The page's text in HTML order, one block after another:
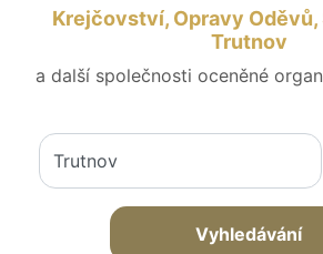
Krejčovství, Opravy Oděvů,
Trutnov
a další společnosti oceněné
Vyhledávání